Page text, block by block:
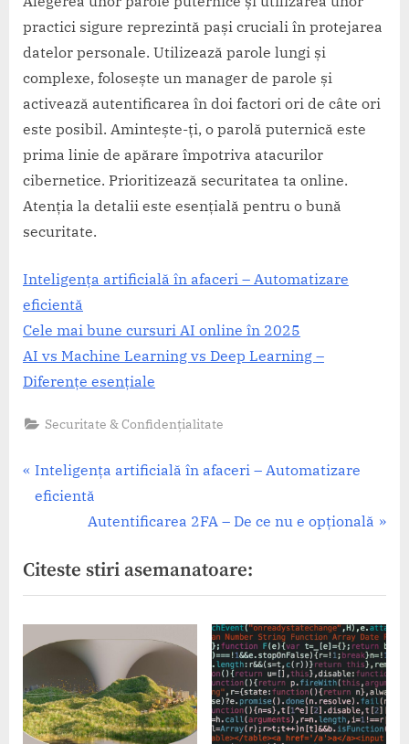
practici sigure reprezintă pași cruciali în protejarea
datelor personale. Utilizează parole lungi și
complexe, folosește un manager de parole și
activează autentificarea în doi factori ori de câte ori
este posibil. Amintește-ți, o parolă puternică este
prima linie de apărare împotriva atacurilor
cibernetice. Prioritizează securitatea ta online.
Atenția la detalii este esențială pentru o bună
securitate.
Inteligența artificială în afaceri – Automatizare
eficientă
Cele mai bune cursuri AI online în 2025
AI vs Machine Learning vs Deep Learning –
Diferențe esențiale
Securitate & Confidențialitate
Navigare
P
r
i
o
u
s
o
s
Inteligența artificială în afaceri – Automatizare
eficientă
N
x
t
P
s
t
:
Autentificarea 2FA – De ce nu e opțională
Citeste stiri asemanatoare: